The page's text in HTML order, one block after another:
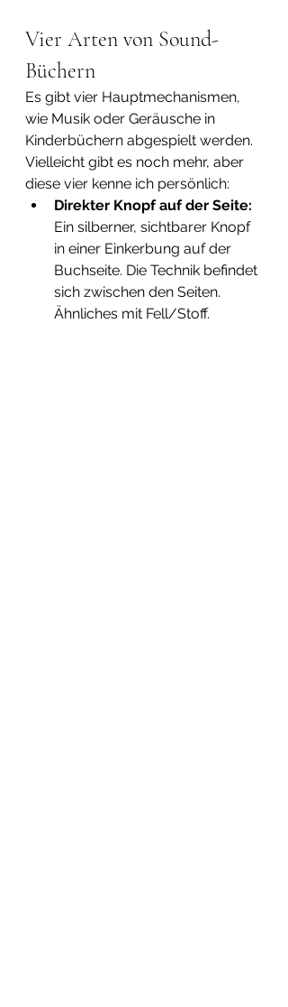
Vier Arten von Sound-
Büchern
Es gibt vier Hauptmechanismen,
wie Musik oder Geräusche in
Kinderbüchern abgespielt werden.
Vielleicht gibt es noch mehr, aber
diese vier kenne ich persönlich:
Direkter Knopf auf der Seite:
Ein silberner, sichtbarer Knopf
in einer Einkerbung auf der
Buchseite. Die Technik befindet
sich zwischen den Seiten.
Ähnliches mit Fell/Stoff.